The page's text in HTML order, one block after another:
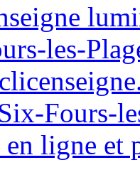
les-
Fours-
ligne et